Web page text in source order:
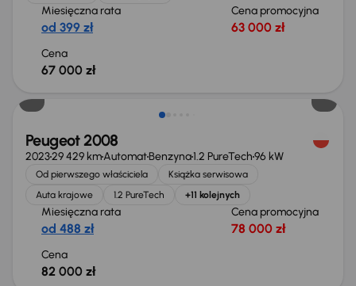
Miesięczna rata
od 399 zł
Cena promocyjna
63 000 zł
Cena
67 000 zł
Możliwość odliczenia VAT
Peugeot 2008
202329 429 kmAutomatBenzyna1.2 PureTech96 kW
Od pierwszego właściciela
Książka serwisowa
Auta krajowe
1.2 PureTech +11 kolejnych
Miesięczna rata
od 488 zł
Cena promocyjna
78 000 zł
Cena
82 000 zł
Taniej o 3 000 zł